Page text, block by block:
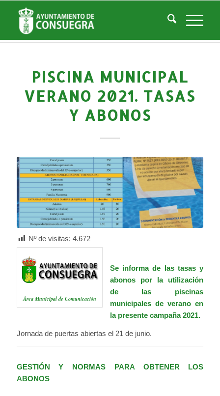
Noticias
Usted está aquí: Inicio / Noticias Deportes
Actividades deportivas / Piscina Municipal Verano 2021. Tasas y abonos
PISCINA MUNICIPAL
VERANO 2021. TASAS
Y ABONOS
Nº de visitas: 4.672
Área Municipal de Comunicación
Se informa de las tasas y
abonos por la utilización
de las piscinas
municipales de verano en
la presente campaña 2021.
Jornada de puertas abiertas el 21 de junio.
GESTIÓN Y NORMAS PARA OBTENER LOS
ABONOS